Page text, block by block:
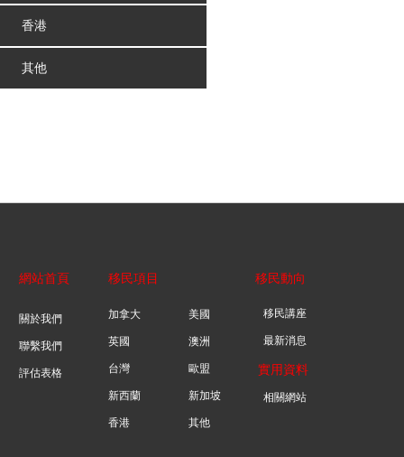
香港
其他
關於我們
聯繫我們
評估表格
加拿大 美國
英國 澳洲
台灣 歐盟
新西蘭 新加坡
香港 其他
移民講座
最新消息
相關網站
移民項目 移民動向
實用資料
網站首頁